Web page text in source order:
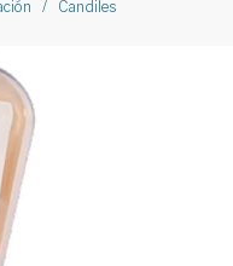
/ Candiles